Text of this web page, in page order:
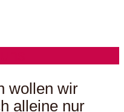
wollen wir
alleine nur